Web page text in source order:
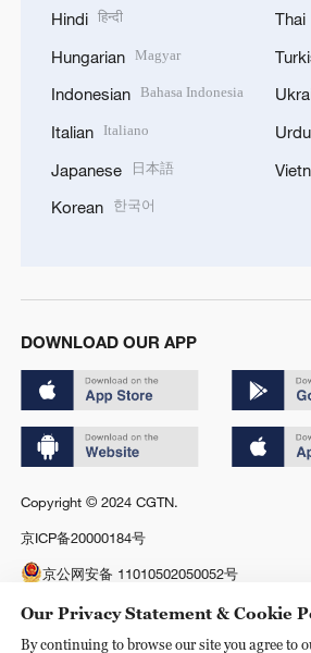
Hindi हिन्दी
Hungarian Magyar
Indonesian Bahasa Indonesia
Italian Italiano
Japanese 日本語
Korean 한국어
Thai
Urdu
DOWNLOAD OUR APP
Copyright © 2024 CGTN.
京ICP备20000184号
京公网安备 11010502050052号
Disinformation report hotline: 010-85061466
Our Privacy Statement & Cookie
By continuing to browse our site you agree to